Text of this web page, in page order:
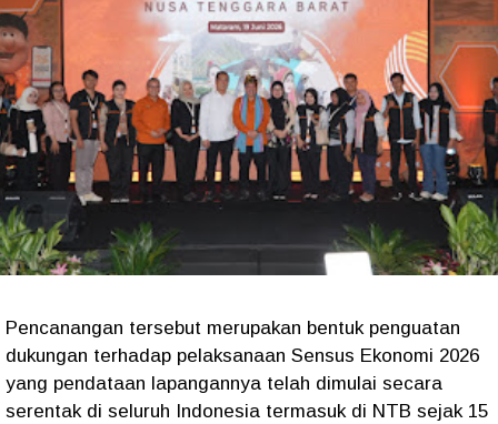
Pencanangan tersebut merupakan bentuk penguatan
dukungan terhadap pelaksanaan Sensus Ekonomi 2026
yang pendataan lapangannya telah dimulai secara
serentak di seluruh Indonesia termasuk di NTB sejak 15